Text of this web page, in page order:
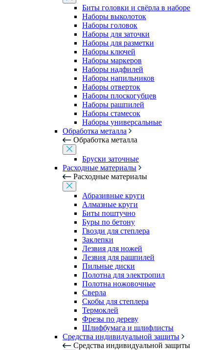
Биты головки и свёрла в наборе
Наборы выколоток
Наборы головок
Наборы для заточки
Наборы для разметки
Наборы ключей
Наборы маркеров
Наборы надфилей
Наборы напильников
Наборы отверток
Наборы плоскогубцев
Наборы рашпилей
Наборы стамесок
Наборы универсальные
Обработка металла
Обработка металла
Бруски заточные
Расходные материалы
Расходные материалы
Абразивные круги
Алмазные круги
Биты поштучно
Буры по бетону
Гвозди для степлера
Заклепки
Лезвия для ножей
Лезвия для рашпилей
Пильные диски
Полотна для электропил
Полотна ножовочные
Сверла
Скобы для степлера
Термоклей
Фрезы по дереву
Шлифбумага и шлифлисты
Средства индивидуальной защиты
Средства индивидуальной защиты